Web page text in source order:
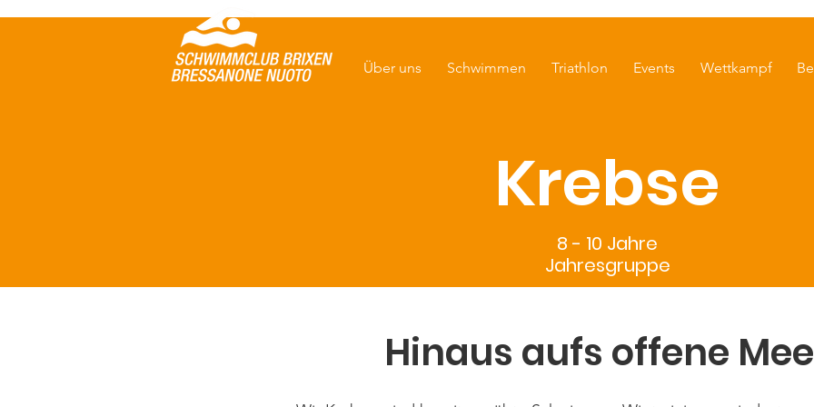
Über uns Schwimmen Triathlon Events Wettkampf
Krebse
8 - 10 Jahre
Jahresgruppe
Hinaus aufs offene